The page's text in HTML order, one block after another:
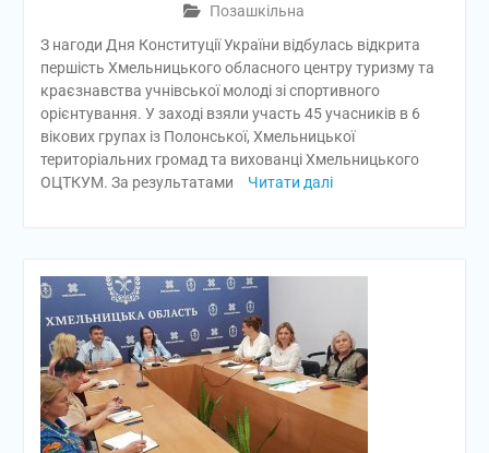
Позашкільна
З нагоди Дня Конституції України відбулась відкрита
першість Хмельницького обласного центру туризму та
краєзнавства учнівської молоді зі спортивного
орієнтування. У заході взяли участь 45 учасників в 6
вікових групах із Полонської, Хмельницької
територіальних громад та вихованці Хмельницького
ОЦТКУМ. За результатами
Читати далі